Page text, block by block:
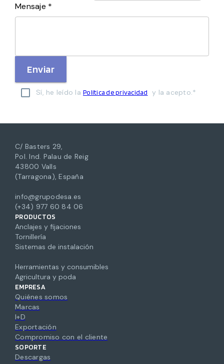
Mensaje *
Enviar
Sí, he leído la Política de privacidad y la acepto.*
C/ Basters 29,
Pol. Ind. Palau de Reig
43800 Valls
(Tarragona), España
info@grupodesa.es
(+34) 977 60 84 06
PRODUCTOS
Anclajes y fijaciones
Tornillería
Sistemas de instalación
Herramientas y consumibles
Agricultura y poda
EMPRESA
Quiénes somos
Marcas
I+D
Exportación
Compromiso con el cliente
SOPORTE
Descargas